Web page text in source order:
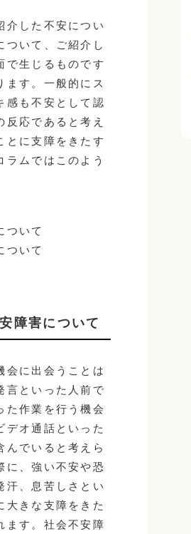
介した不安につい
いて、ご紹介し
で生じるものです
す。一般的にス
感も不安として認
応であると考え
とに支障をきたす
ムではこのよう
ついて
ついて
障害について
に出会うことは
言といった人前で
た作業を行う機会
オ通話といった
んでいると考えら
に、強い不安や恐
汗、息苦しさとい
大きな支障をきた
ます。社会不安障